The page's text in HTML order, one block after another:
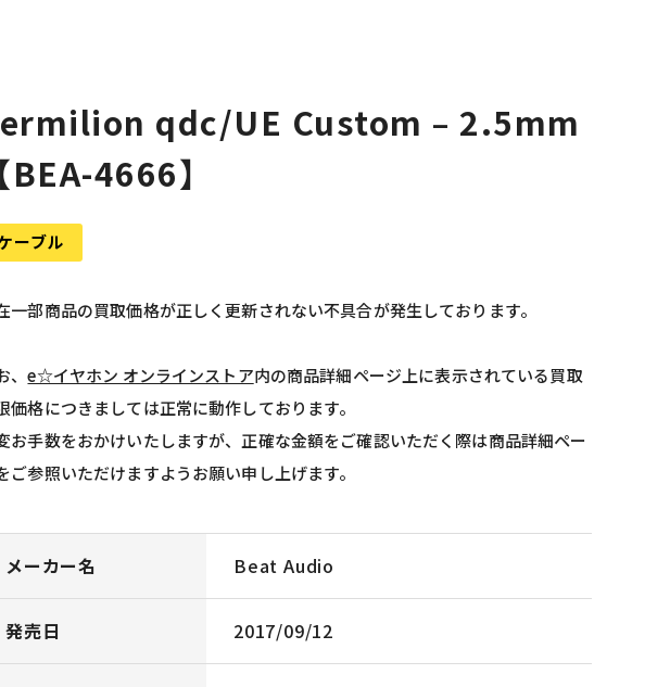
qdc/UE Custom – 2.5mm
【BEA-4666】
ーブル
一部商品の買取価格が正しく更新されない不具合が発生しております。
、e☆イヤホン オンラインストア内の商品詳細ページ上に表示されている買取
価格につきましては正常に動作しております。
お手数をおかけいたしますが、正確な金額をご確認いただく際は商品詳細ペー
ご参照いただけますようお願い申し上げます。
メーカー名 Beat Audio
発売日 2017/09/12